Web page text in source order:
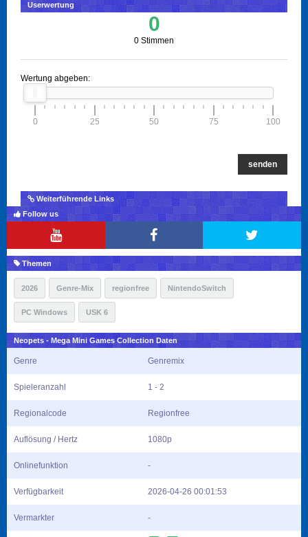
Userwertung
0
0 Stimmen
Wertung abgeben:
0 25 50 75 100
senden
Weiterführende Links
Follow us
Themen
2026 Genre-Mix regionfree NintendoSwitch
PC Windows USK 6
Neopets - Mega Mini Games Collection Daten
Genre Genremix
Spieleranzahl 1 - 2
Regionalcode Regionfree
Auflösung / Hertz 1080p
Onlinefunktion -
Verfügbarkeit 2026-04-26 00:01:53
Vermarkter -